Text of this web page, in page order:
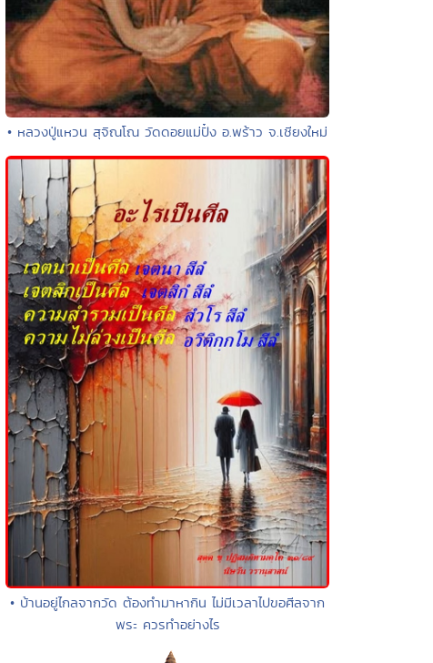
• หลวงปู่แหวน สุจิณโณ วัดดอยแม่ปั๋ง อ.พร้าว จ.เชียงใหม่
• บ้านอยู่ไกลจากวัด ต้องทำมาหากิน ไม่มีเวลาไปขอศีลจาก
พระ ควรทำอย่างไร